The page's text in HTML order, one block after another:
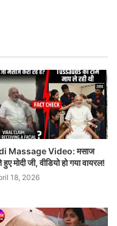
Massage Video: मसाज
मोदी जी, वीडियो हो गया वायरल!
18, 2026